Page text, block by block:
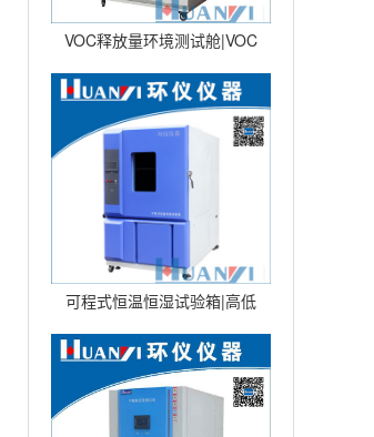
VOC释放量环境测试舱|VOC
环境舱|VOC挥发性试验仓 型
可程式恒温恒湿试验箱|高低
温湿热交变试验箱|恒温恒湿
试验机